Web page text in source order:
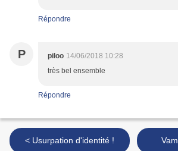
Répondre
P piloo 14/06/2018 10:28
très bel ensemble
Répondre
< Usurpation d'identité !